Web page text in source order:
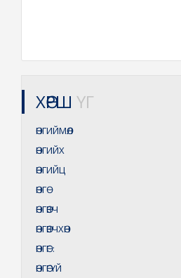
ХӨРШ ҮГ
ӨНГИЙМӨЛ
ӨНГИЙХ
ӨНГИЙЦ
ӨНГӨ
ӨНГӨВЧ
ӨНГӨВЧХӨН
ӨНГӨГ:
ӨНГӨГҮЙ